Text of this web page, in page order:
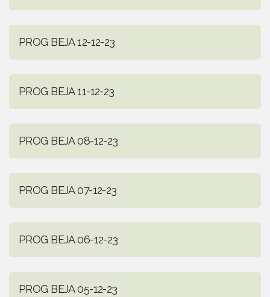
PROG BEJA 12-12-23
PROG BEJA 11-12-23
PROG BEJA 08-12-23
PROG BEJA 07-12-23
PROG BEJA 06-12-23
PROG BEJA 05-12-23